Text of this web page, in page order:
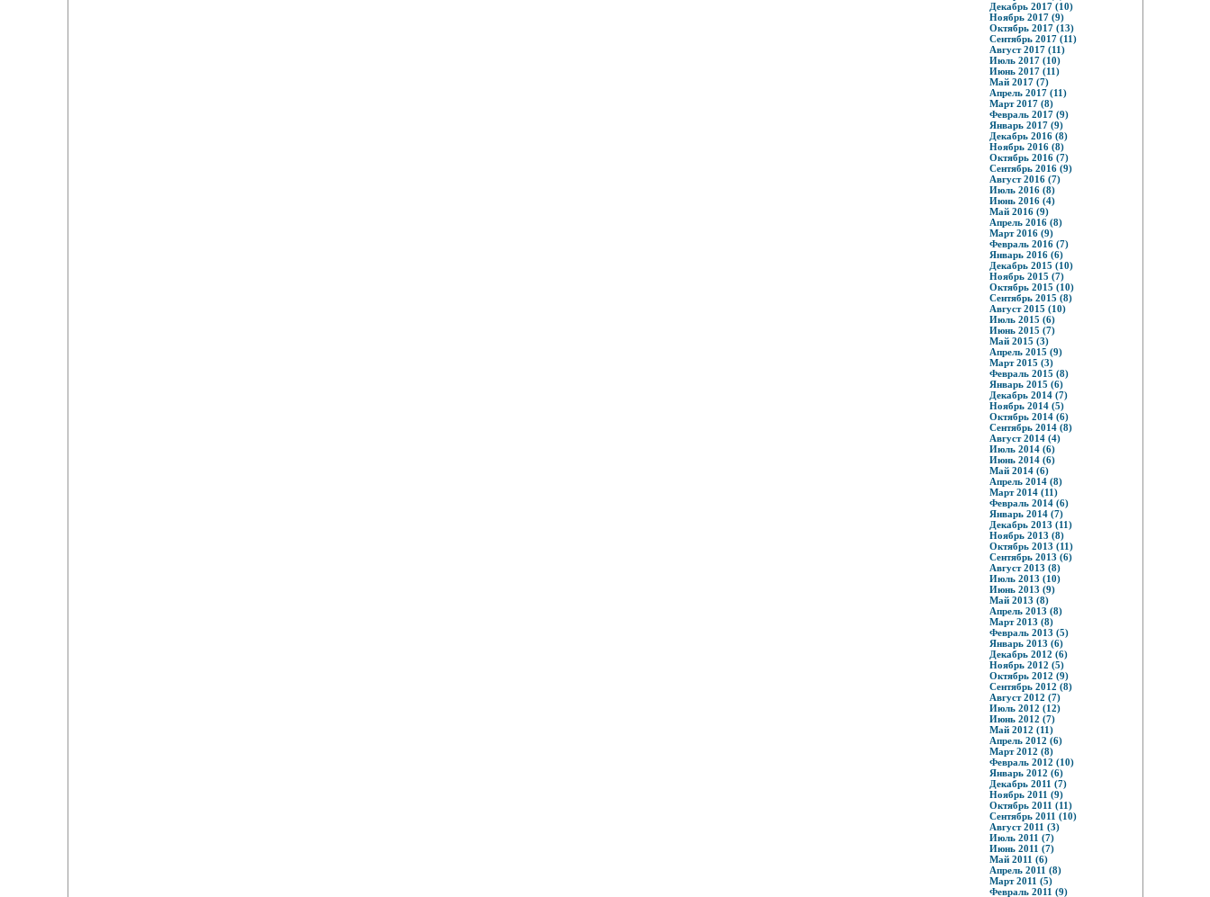
Декабрь 2017 (10)
Ноябрь 2017 (9)
Октябрь 2017 (13)
Сентябрь 2017 (11)
Август 2017 (11)
Июль 2017 (10)
Июнь 2017 (11)
Май 2017 (7)
Апрель 2017 (11)
Март 2017 (8)
Февраль 2017 (9)
Январь 2017 (9)
Декабрь 2016 (8)
Ноябрь 2016 (8)
Октябрь 2016 (7)
Сентябрь 2016 (9)
Август 2016 (7)
Июль 2016 (8)
Июнь 2016 (4)
Май 2016 (9)
Апрель 2016 (8)
Март 2016 (9)
Февраль 2016 (7)
Январь 2016 (6)
Декабрь 2015 (10)
Ноябрь 2015 (7)
Октябрь 2015 (10)
Сентябрь 2015 (8)
Август 2015 (10)
Июль 2015 (6)
Июнь 2015 (7)
Май 2015 (3)
Апрель 2015 (9)
Март 2015 (3)
Февраль 2015 (8)
Январь 2015 (6)
Декабрь 2014 (7)
Ноябрь 2014 (5)
Октябрь 2014 (6)
Сентябрь 2014 (8)
Август 2014 (4)
Июль 2014 (6)
Июнь 2014 (6)
Май 2014 (6)
Апрель 2014 (8)
Март 2014 (11)
Февраль 2014 (6)
Январь 2014 (7)
Декабрь 2013 (11)
Ноябрь 2013 (8)
Октябрь 2013 (11)
Сентябрь 2013 (6)
Август 2013 (8)
Июль 2013 (10)
Июнь 2013 (9)
Май 2013 (8)
Апрель 2013 (8)
Март 2013 (8)
Февраль 2013 (5)
Январь 2013 (6)
Декабрь 2012 (6)
Ноябрь 2012 (5)
Октябрь 2012 (9)
Сентябрь 2012 (8)
Август 2012 (7)
Июль 2012 (12)
Июнь 2012 (7)
Май 2012 (11)
Апрель 2012 (6)
Март 2012 (8)
Февраль 2012 (10)
Январь 2012 (6)
Декабрь 2011 (7)
Ноябрь 2011 (9)
Октябрь 2011 (11)
Сентябрь 2011 (10)
Август 2011 (3)
Июль 2011 (7)
Июнь 2011 (7)
Май 2011 (6)
Апрель 2011 (8)
Март 2011 (5)
Февраль 2011 (9)